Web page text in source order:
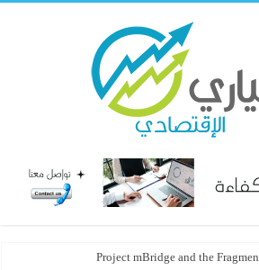
Project mBridge and the